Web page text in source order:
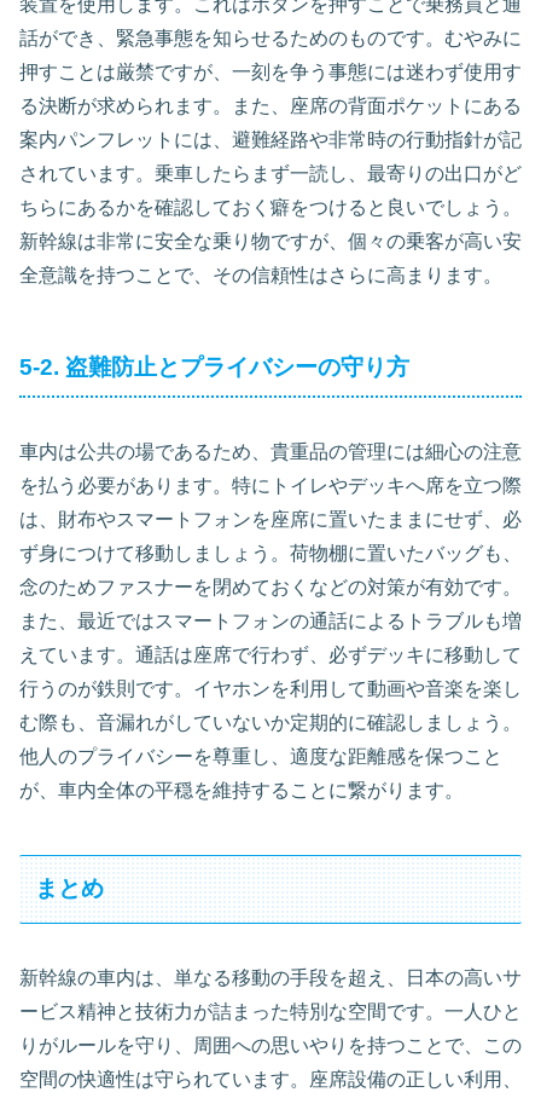
話ができ、緊急事態を知らせるためのものです。むやみに
押すことは厳禁ですが、一刻を争う事態には迷わず使用す
る決断が求められます。また、座席の背面ポケットにある
案内パンフレットには、避難経路や非常時の行動指針が記
されています。乗車したらまず一読し、最寄りの出口がど
ちらにあるかを確認しておく癖をつけると良いでしょう。
新幹線は非常に安全な乗り物ですが、個々の乗客が高い安
全意識を持つことで、その信頼性はさらに高まります。
5-2. 盗難防止とプライバシーの守り方
車内は公共の場であるため、貴重品の管理には細心の注意
を払う必要があります。特にトイレやデッキへ席を立つ際
は、財布やスマートフォンを座席に置いたままにせず、必
ず身につけて移動しましょう。荷物棚に置いたバッグも、
念のためファスナーを閉めておくなどの対策が有効です。
また、最近ではスマートフォンの通話によるトラブルも増
えています。通話は座席で行わず、必ずデッキに移動して
行うのが鉄則です。イヤホンを利用して動画や音楽を楽し
む際も、音漏れがしていないか定期的に確認しましょう。
他人のプライバシーを尊重し、適度な距離感を保つこと
が、車内全体の平穏を維持することに繋がります。
まとめ
新幹線の車内は、単なる移動の手段を超え、日本の高いサ
ービス精神と技術力が詰まった特別な空間です。一人ひと
りがルールを守り、周囲への思いやりを持つことで、この
空間の快適性は守られています。座席設備の正しい利用、